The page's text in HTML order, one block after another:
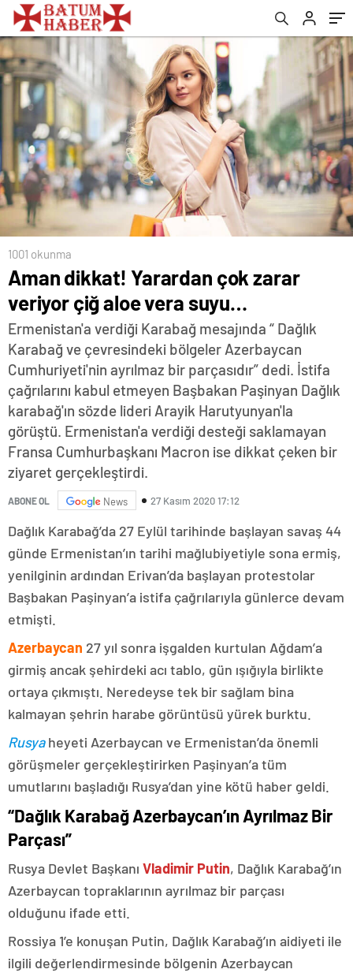
1001 okunma
Aman dikkat! Yarardan çok zarar
veriyor çiğ aloe vera suyu…
Ermenistan'a verdiği Karabağ mesajında “ Dağlık
Karabağ ve çevresindeki bölgeler Azerbaycan
Cumhuriyeti'nin ayrılmaz bir parçasıdır” dedi. İstifa
çağrılarını kabul etmeyen Başbakan Paşinyan Dağlık
karabağ'ın sözde lideri Arayik Harutyunyan'la
görüştü. Ermenistan'a verdiği desteği saklamayan
Fransa Cumhurbaşkanı Macron ise dikkat çeken bir
ziyaret gerçekleştirdi.
ABONE OL News 27 Kasım 2020 17:12
Dağlık Karabağ’da 27 Eylül tarihinde başlayan savaş 44
günde Ermenistan’ın tarihi mağlubiyetiyle sona ermiş,
yenilginin ardından Erivan’da başlayan protestolar
Başbakan Paşinyan’a istifa çağrılarıyla günlerce devam
etmişti.
Azerbaycan 27 yıl sonra işgalden kurtulan Ağdam’a
girmiş ancak şehirdeki acı tablo, gün ışığıyla birlikte
ortaya çıkmıştı. Neredeyse tek bir sağlam bina
kalmayan şehrin harabe görüntüsü yürek burktu.
Rusyaheyeti Azerbaycan ve Ermenistan’da önemli
görüşmeler gerçekleştirirken Paşinyan’a tüm
umutlarını başladığı Rusya’dan yine kötü haber geldi.
“Dağlık Karabağ Azerbaycan’ın Ayrılmaz Bir
Parçası”
Rusya Devlet Başkanı Vladimir Putin, Dağlık Karabağ’ın
Azerbaycan topraklarının ayrılmaz bir parçası
olduğunu ifade etti.
Rossiya 1’e konuşan Putin, Dağlık Karabağ’ın aidiyeti ile
ilgili değerlendirmesinde bölgenin Azerbaycan